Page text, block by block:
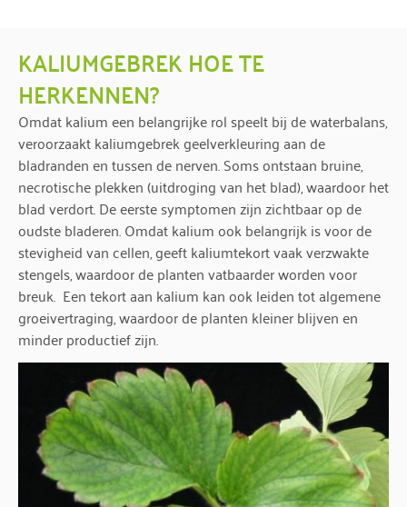
KALIUMGEBREK HOE TE
HERKENNEN?
Omdat kalium een belangrijke rol speelt bij de waterbalans,
veroorzaakt kaliumgebrek geelverkleuring aan de
bladranden en tussen de nerven. Soms ontstaan bruine,
necrotische plekken (uitdroging van het blad), waardoor het
blad verdort. De eerste symptomen zijn zichtbaar op de
oudste bladeren. Omdat kalium ook belangrijk is voor de
stevigheid van cellen, geeft kaliumtekort vaak verzwakte
stengels, waardoor de planten vatbaarder worden voor
breuk. Een tekort aan kalium kan ook leiden tot algemene
groeivertraging, waardoor de planten kleiner blijven en
minder productief zijn.